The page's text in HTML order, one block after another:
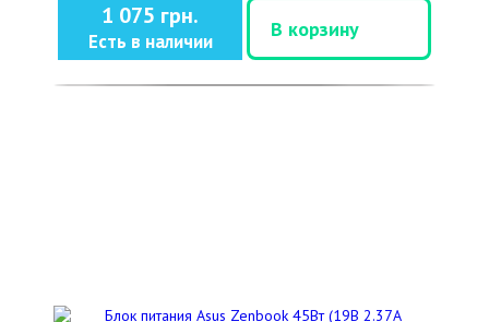
1 075 грн.
Есть в наличии
В корзину